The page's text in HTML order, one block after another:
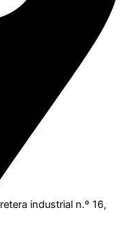
industrial n.º 16,